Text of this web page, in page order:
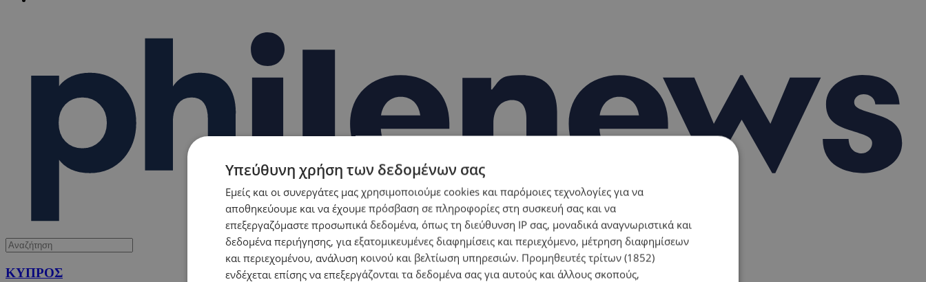
ΚΥΠΡΟΣ
Υπεύθυνη χρήση των δεδομένων σας
Εμείς και οι συνεργάτες μας χρησιμοποιούμε cookies και παρόμοιες τεχνολογίες για να
αποθηκεύουμε και να έχουμε πρόσβαση σε πληροφορίες στη συσκευή σας και να
επεξεργαζόμαστε προσωπικά δεδομένα, όπως τη διεύθυνση IP σας, μοναδικά αναγνωριστικά και
δεδομένα περιήγησης, για εξατομικευμένες διαφημίσεις και περιεχόμενο, μέτρηση διαφημίσεων
και περιεχομένου, ανάλυση κοινού και βελτίωση υπηρεσιών. Προμηθευτές τρίτων (1852)
ενδέχεται επίσης να επεξεργάζονται τα δεδομένα σας για αυτούς και άλλους σκοπούς,